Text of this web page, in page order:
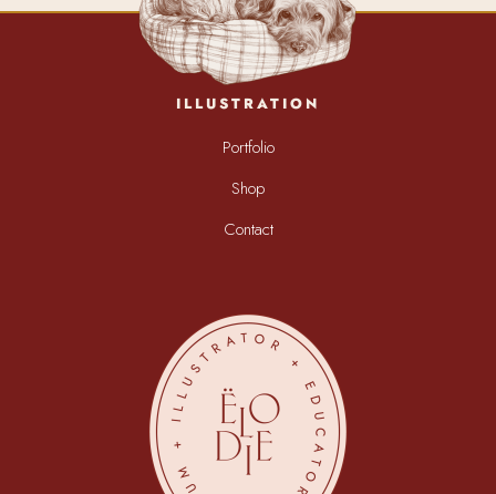
ILLUSTRATION
Portfolio
Shop
Contact